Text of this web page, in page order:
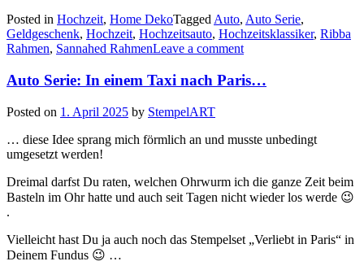
–
diese
dekorierten
zur
und
zum
Führerschein…“
Posted in Hochzeit, Home DekoTagged Auto, Auto Serie,
Geldgeschenk, Hochzeit, Hochzeitsauto, Hochzeitsklassiker, Ribba
Rahmen, Sannahed RahmenLeave a comment
Auto Serie: In einem Taxi nach Paris…
Posted on 1. April 2025 by StempelART
… diese Idee sprang mich förmlich an und musste unbedingt
umgesetzt werden!
Dreimal darfst Du raten, welchen Ohrwurm ich die ganze Zeit beim
Basteln im Ohr hatte und auch seit Tagen nicht wieder los werde 😉
.
Vielleicht hast Du ja auch noch das Stempelset „Verliebt in Paris“ in
Deinem Fundus 😉 …